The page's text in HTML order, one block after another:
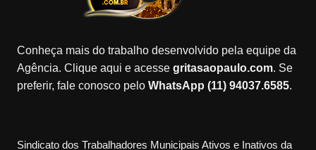
Conheça mais do trabalho desenvolvido pela equipe da
Agência. Clique aqui e acesse gritasaopaulo.com. Se
preferir, fale conosco peloWhatsApp (11) 94037.6585.
Sindicato dos Trabalhadores Municipais Ativos e Inativos da